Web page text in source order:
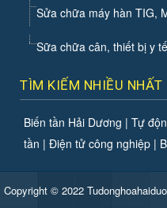
Sửa chữa máy hàn TIG,
Sữa chữa cân, thiết bị y tế
TÌM KIẾM NHIỀU NHẤT
Biến tần Hải Dương | Tự
tần | Điện tử công nghiệp |
Copyright © 2022